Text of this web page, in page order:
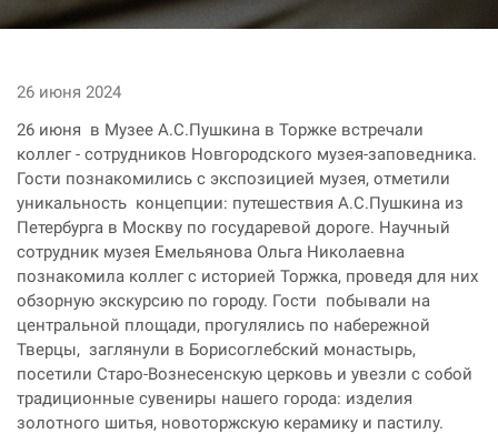
26 июня 2024
26 июня в Музее А.С.Пушкина в Торжке встречали
коллег - сотрудников Новгородского музея-заповедника.
Гости познакомились с экспозицией музея, отметили
уникальность концепции: путешествия А.С.Пушкина из
Петербурга в Москву по государевой дороге. Научный
сотрудник музея Емельянова Ольга Николаевна
познакомила коллег с историей Торжка, проведя для них
обзорную экскурсию по городу. Гости побывали на
центральной площади, прогулялись по набережной
Тверцы, заглянули в Борисоглебский монастырь,
посетили Старо-Вознесенскую церковь и увезли с собой
традиционные сувениры нашего города: изделия
золотного шитья, новоторжскую керамику и пастилу.